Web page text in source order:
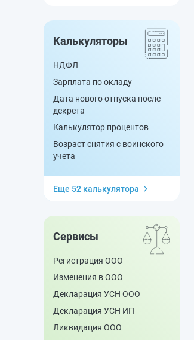
Калькуляторы
НДФЛ
Зарплата по окладу
Дата нового отпуска после
декрета
Калькулятор процентов
Возраст снятия с воинского
учета
Еще 52 калькулятора
Сервисы
Регистрация ООО
Изменения в ООО
Декларация УСН ООО
Декларация УСН ИП
Ликвидация ООО